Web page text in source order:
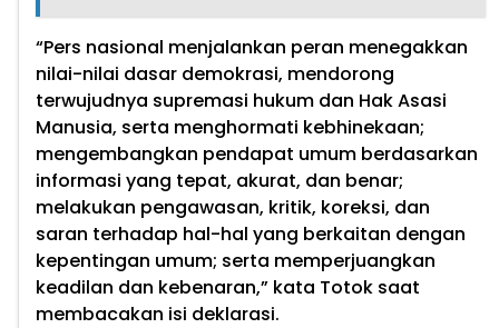
“Pers nasional menjalankan peran menegakkan
nilai-nilai dasar demokrasi, mendorong
terwujudnya supremasi hukum dan Hak Asasi
Manusia, serta menghormati kebhinekaan;
mengembangkan pendapat umum berdasarkan
informasi yang tepat, akurat, dan benar;
melakukan pengawasan, kritik, koreksi, dan
saran terhadap hal-hal yang berkaitan dengan
kepentingan umum; serta memperjuangkan
keadilan dan kebenaran,” kata Totok saat
membacakan isi deklarasi.